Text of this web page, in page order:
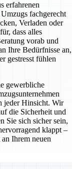
erfahrenen
fachgerecht
Verladen oder
dass alles
vorab und
Ihre Bedürfnisse an,
gestresst fühlen
gewerbliche
jeder Hinsicht. Wir
die Sicherheit und
Sie sich sicher sein,
klappt –
Ihrem neuen